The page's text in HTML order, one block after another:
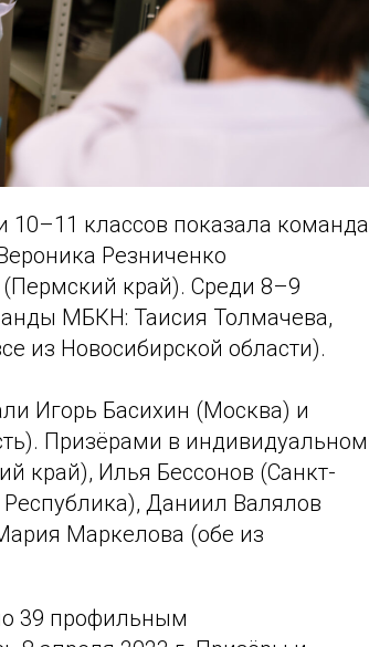
10–11 классов показала команда
Резниченко
край). Среди 8–9
МБКН: Таисия Толмачева,
из Новосибирской области).
Игорь Басихин (Москва) и
Призёрами в индивидуальном
край), Илья Бессонов (Санкт-
Даниил Валялов
Маркелова (обе из
39 профильным